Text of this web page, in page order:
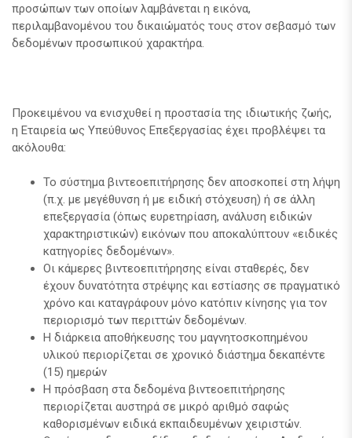
προσώπων των οποίων λαμβάνεται η εικόνα,
περιλαμβανομένου του δικαιώματός τους στον σεβασμό των
δεδομένων προσωπικού χαρακτήρα.
Προκειμένου να ενισχυθεί η προστασία της ιδιωτικής ζωής,
η Εταιρεία ως Υπεύθυνος Επεξεργασίας έχει προβλέψει τα
ακόλουθα:
Το σύστημα βιντεοεπιτήρησης δεν αποσκοπεί στη λήψη
(π.χ. με μεγέθυνση ή με ειδική στόχευση) ή σε άλλη
επεξεργασία (όπως ευρετηρίαση, ανάλυση ειδικών
χαρακτηριστικών) εικόνων που αποκαλύπτουν «ειδικές
κατηγορίες δεδομένων».
Οι κάμερες βιντεοεπιτήρησης είναι σταθερές, δεν
έχουν δυνατότητα στρέψης και εστίασης σε πραγματικό
χρόνο και καταγράφουν μόνο κατόπιν κίνησης για τον
περιορισμό των περιττών δεδομένων.
Η διάρκεια αποθήκευσης του μαγνητοσκοπημένου
υλικού περιορίζεται σε χρονικό διάστημα δεκαπέντε
(15) ημερών
Η πρόσβαση στα δεδομένα βιντεοεπιτήρησης
περιορίζεται αυστηρά σε μικρό αριθμό σαφώς
καθορισμένων ειδικά εκπαιδευμένων χειριστών.